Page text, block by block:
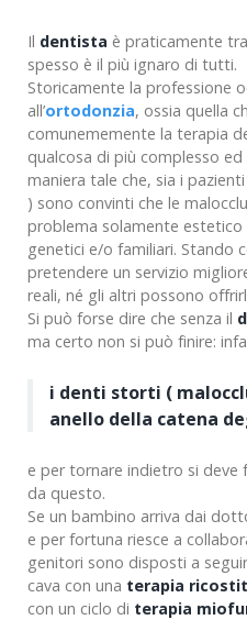
Il dentista è praticamente
spesso è il più ignaro di tutti.
Storicamente la professione
all’ortodonzia, ossia quella
comunememente la terapia
qualcosa di più complesso
maniera tale che, sia i
) sono convinti che le
problema solamente
genetici e/o familiari. Stando
pretendere un servizio
reali, né gli altri possono
Si può forse dire che senza il
ma certo non si può finire:
i denti storti (
anello della catena
e per tornare indietro si deve
da questo.
Se un bambino arriva dai
e per fortuna riesce a
genitori sono disposti a
cava con una terapia
con un ciclo di terapia